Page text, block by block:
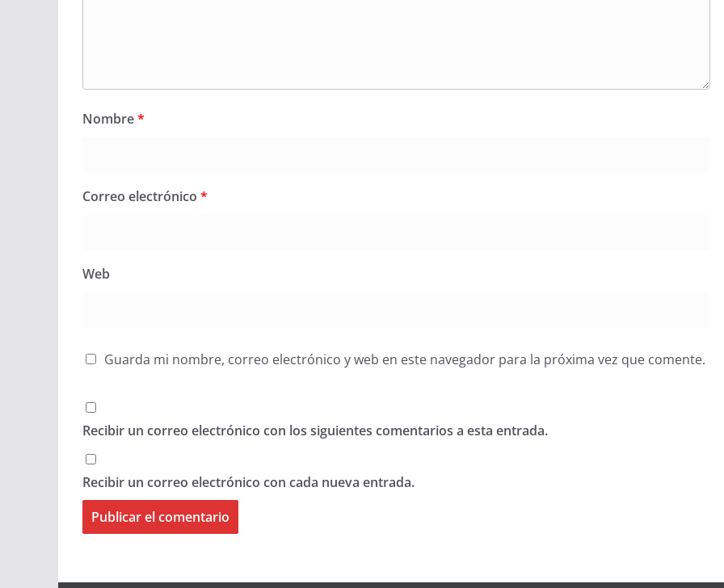
Nombre*
Correo electrónico *
Web
Guarda mi nombre, correo electrónico y web en este navegador para la próxima vez que comente.
Recibir un correo electrónico con los siguientes comentarios a esta entrada.
Recibir un correo electrónico con cada nueva entrada.